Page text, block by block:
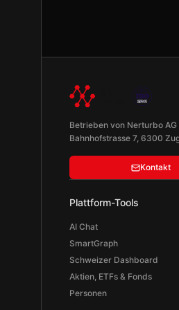
Betrieben von Nerturbo AG
Bahnhofstrasse 7, 6300
Kontakt
Plattform-Tools
AI Chat
SmartGraph
Schweizer Dashboard
Aktien, ETFs & Fonds
Personen